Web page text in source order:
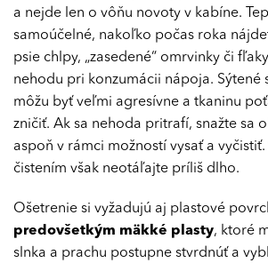
a nejde len o vôňu novoty v kabíne.
samoúčelné, nakoľko počas roka
psie chlpy, „zasedené“ omrvinky či
nehodu pri konzumácii nápoja. Sýtené
môžu byť veľmi agresívne a tkaninu
zničiť. Ak sa nehoda pritrafí, snažte sa
aspoň v rámci možností vysať a
čistením však neotáľajte príliš dlho.
Ošetrenie si vyžadujú aj plastové
predovšetkým mäkké plasty, ktoré
slnka a prachu postupne stvrdnúť a